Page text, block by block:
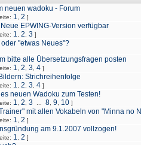
neuen wadoku - Forum
1 2 ]
EPWING-Version verfügbar
1 2 3 ]
"etwas Neues"?
bitte alle Übersetzungsfragen posten
1 2 3 4 ]
Strichreihenfolge
1 2 3 4 ]
neuen Wadoku zum Testen!
1 2 3 8 9 10 ]
mit allen Vokabeln von "Minna no
1 2 ]
am 9.1.2007 vollzogen!
1 2 ]